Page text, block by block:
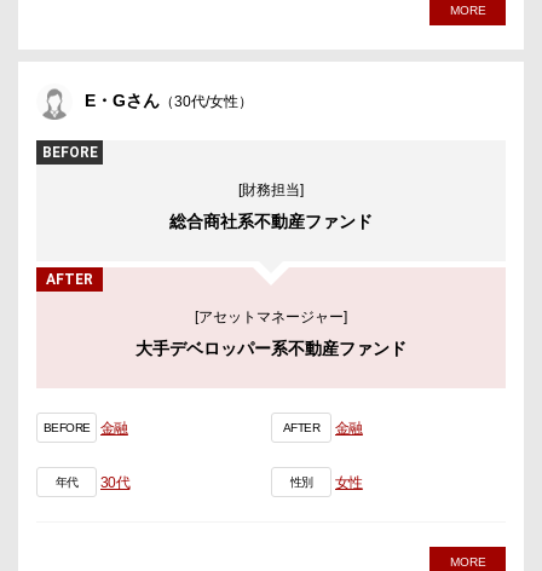
MORE
E・Gさん （30代/女性）
BEFORE
[財務担当]
総合商社系不動産ファンド
AFTER
[アセットマネージャー]
大手デベロッパー系不動産ファンド
BEFORE 金融 AFTER 金融
年代 30代 性別 女性
MORE